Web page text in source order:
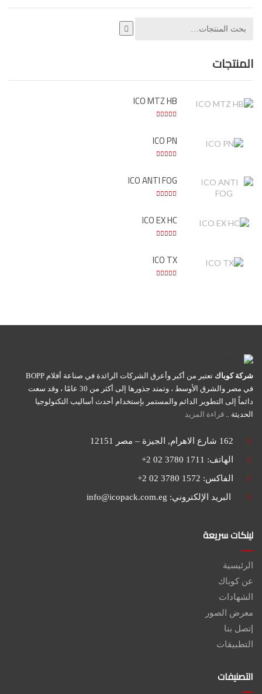
المنتجات
ICO MTZ HB
ICO PN
ICO ANTI FOG
ICO EX HC
ICO TX
شركة كوباك
تعتبر من أكبر وأعرق الشركات الرائدة في صناعة أفلام BOPP
في مصر والشرق الأوسط ، وتمتد جذورها إلى أكثر من 30 عامًا ، وقد سعت
دائماً إلى التطوير الدائم والمستمر بإستخدام أحدث أساليب التكنولوجيا
الحديثة .. قراءة المزيد
162 شارع الاهرام, الجيزة – مصر 12151
الهاتف: 1711 3780 02 2+
الفاكس: 1572 3780 02 2+
البريد الإلكتروني: info@icopack.com.eg
لينكات سريعة
الرئيسية
عن كوباك
الشهادات
معرض الصور
إتصل بنا
التطبيقات
التصنيفات